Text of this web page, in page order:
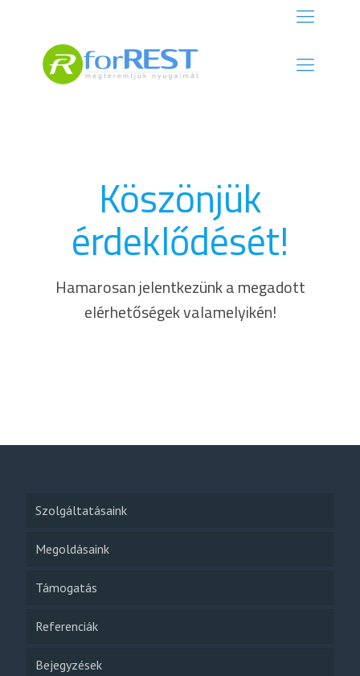
Köszönjük
érdeklődését!
Hamarosan jelentkezünk a megadott
elérhetőségek valamelyikén!
Szolgáltatásaink
Megoldásaink
Támogatás
Referenciák
Bejegyzések